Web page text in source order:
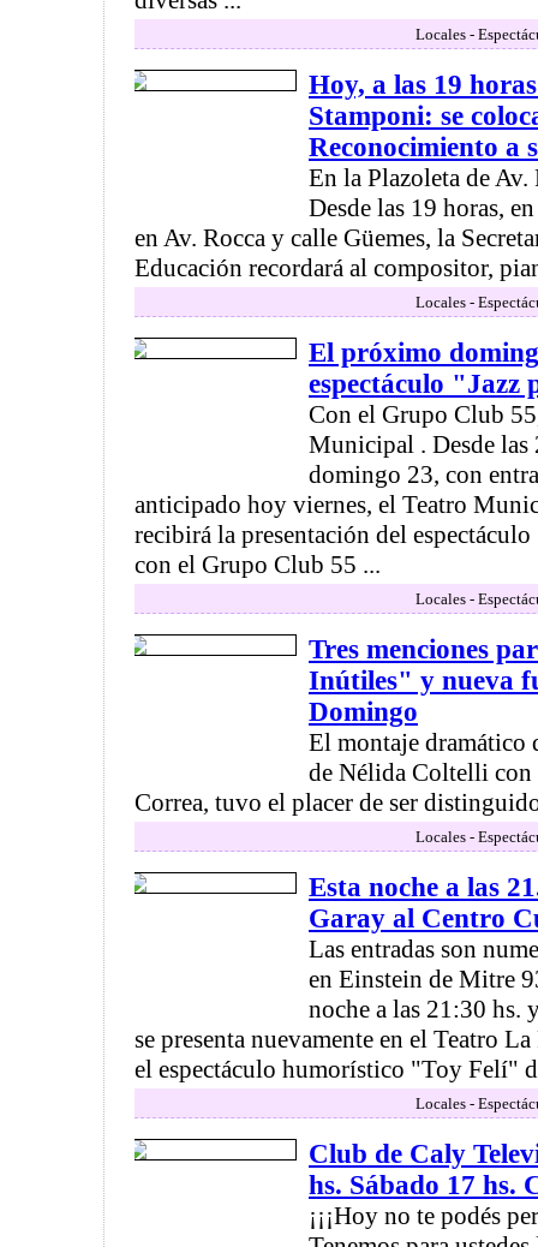
Locales -
Hoy, a las 19
Stamponi: se
Reconocimiento a
En la Plazoleta de Av.
Desde las 19 horas,
en Av. Rocca y calle Güemes, la
Educación recordará al compositor,
Locales -
El próximo
espectáculo "Jazz
Con el Grupo Club
Municipal . Desde
domingo 23, con
anticipado hoy viernes, el Teatro
recibirá la presentación del
con el Grupo Club 55 ...
Locales -
Tres menciones
Inútiles" y nueva
Domingo
El montaje dramático
de Nélida Coltelli
Correa, tuvo el placer de ser
Locales -
Esta noche a las
Garay al Centro
Las entradas son
en Einstein de Mitre
noche a las 21:30 hs.
se presenta nuevamente en el Teatro
el espectáculo humorístico "Toy Felí"
Locales -
Club de Caly
hs. Sábado 17 hs.
¡¡¡Hoy no te podés